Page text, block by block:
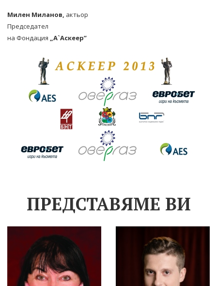
Милен Миланов, актьор
Председател
на Фондация „А`Аскеер”
ПРЕДСТАВЯМЕ ВИ